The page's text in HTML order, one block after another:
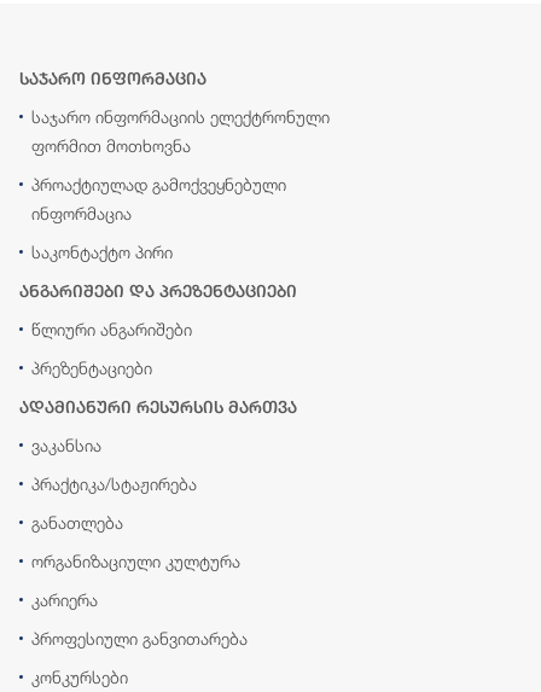
საჯარო ინფორმაცია
საჯარო ინფორმაციის ელექტრონული
ფორმით მოთხოვნა
პროაქტიულად გამოქვეყნებული
ინფორმაცია
საკონტაქტო პირი
ანგარიშები და პრეზენტაციები
წლიური ანგარიშები
პრეზენტაციები
ადამიანური რესურსის მართვა
ვაკანსია
პრაქტიკა/სტაჟირება
განათლება
ორგანიზაციული კულტურა
კარიერა
პროფესიული განვითარება
კონკურსები